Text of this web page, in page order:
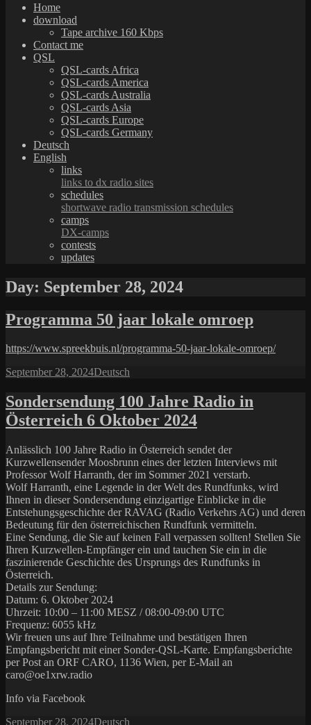
Home
download
Tape archive 160 Kbps
Contact me
QSL
QSL-cards Africa
QSL-cards America
QSL-cards Australia
QSL-cards Asia
QSL-cards Europe
QSL-cards Germany
Deutsch
English
links
links to dx radio sites
schedules
shortwave radio transmission schedules
camps
DX-camps
contests
updates
Day: September 28, 2024
Programma 50 jaar lokale omroep
https://www.spreekbuis.nl/programma-50-jaar-lokale-omroep/
Posted
September 28, 2024Categories
Deutsch
Sondersendung 100 Jahre Radio in
Österreich 6 Oktober 2024
Anlässlich 100 Jahre Radio in Österreich sendet der
Kurzwellensender Moosbrunn eines der letzten Interviews mit
Professor Wolf Harranth, der im Sommer 2021 verstarb.
Wolf Harranth, eine Legende in der Welt des Rundfunks, wird
Ihnen in dieser Sondersendung einzigartige Einblicke in die
Entstehungsgeschichte der RAVAG (Radio Verkehrs AG) und deren
Bedeutung für den österreichischen Rundfunk vermitteln.
Eine Sendung, die Sie auf keinen Fall verpassen sollten! Stellen Sie
Ihren Kurzwellen-Empfänger ein und tauchen Sie ein in die
faszinierende Geschichte des Ursprungs des Rundfunks in
Österreich.
Details zur Sendung:
Datum: 6. Oktober 2024
Uhrzeit: 10:00 – 11:00 MESZ / 08:00-09:00 UTC
Frequenz: 6055 kHz
Wir freuen uns auf Ihre Teilnahme und bestätigen Ihren
Empfangsbericht mit einer Sonder-QSL-Karte. Empfangsberichte
per Post an ORF CARO, 1136 Wien, per E-Mail an
caro@oe1xrw.radio
Info via Facebook
Posted
September 28, 2024Categories
Deutsch